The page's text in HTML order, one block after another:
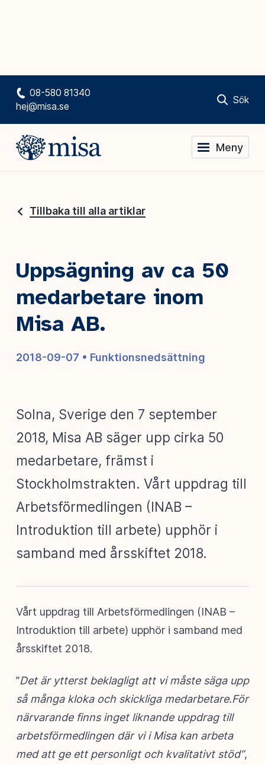
08-580 81340
hej@misa.se
Sök
Meny
Tillbaka till alla artiklar
Uppsägning av ca 50
medarbetare inom
Misa AB.
2018-09-07 • Funktionsnedsättning
Solna, Sverige den 7 september
2018, Misa AB säger upp cirka 50
medarbetare, främst i
Stockholmstrakten. Vårt uppdrag till
Arbetsförmedlingen (INAB –
Introduktion till arbete) upphör i
samband med årsskiftet 2018.
Vårt uppdrag till Arbetsförmedlingen (INAB –
Introduktion till arbete) upphör i samband med
årsskiftet 2018.
”Det är ytterst beklagligt att vi måste säga upp
så många kloka och skickliga medarbetare.För
närvarande finns inget liknande uppdrag till
arbetsförmedlingen där vi i Misa kan arbeta
med att ge ett personligt och kvalitativt stöd”,